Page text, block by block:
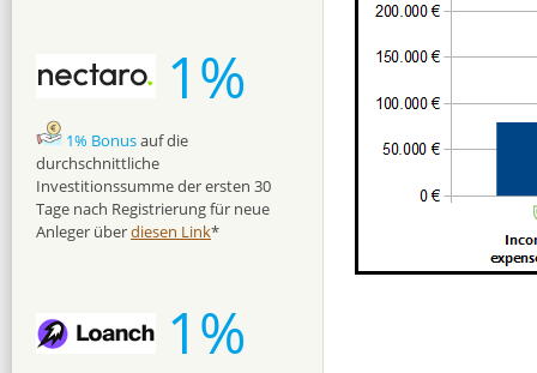
1%
1% Bonusauf die
durchschnittliche
Investitionssumme der ersten 30
Tage nach Registrierung für neue
Anleger überdiesen Link*
1%